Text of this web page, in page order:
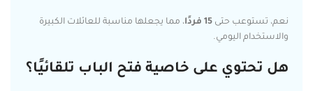
نعم، تستوعب حتى 15 فردًا
، مما يجعلها مناسبة للعائلات الكبيرة
والاستخدام اليومي.
هل تحتوي على خاصية فتح الباب تلقائيًا؟